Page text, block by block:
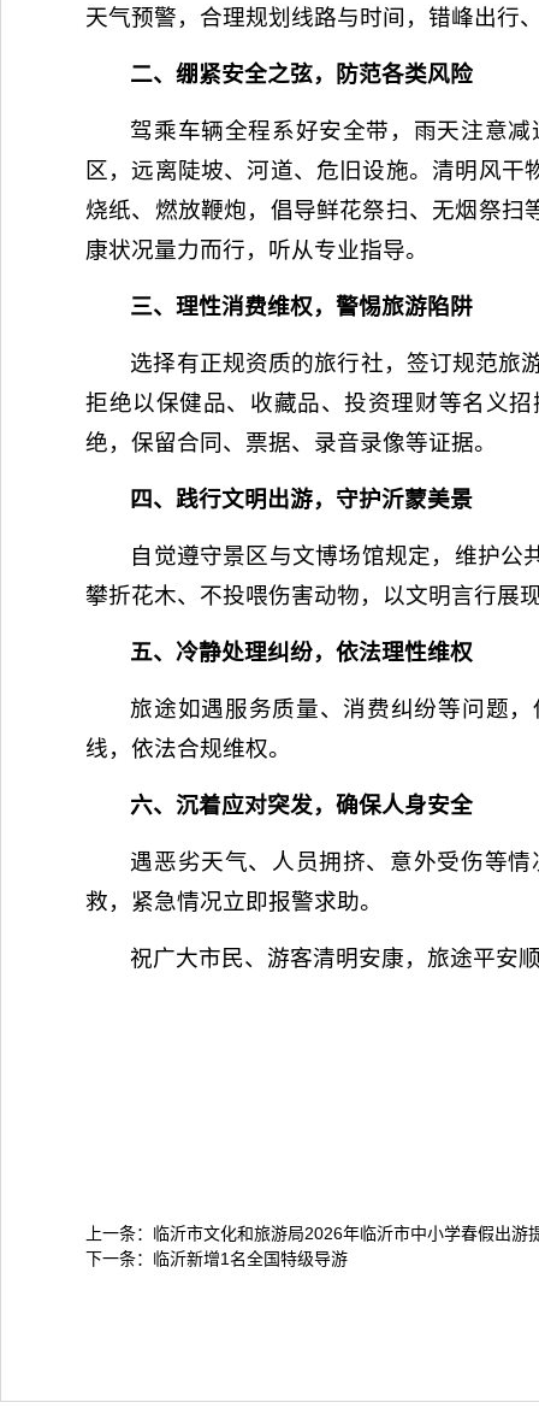
天气预警，合理规划线路与时间，错峰出行
二、绷紧安全之弦，防范各类风险
驾乘车辆全程系好安全带，雨天注意
区，远离陡坡、河道、危旧设施。清明风
烧纸、燃放鞭炮，倡导鲜花祭扫、无烟祭
康状况量力而行，听从专业指导。
三、理性消费维权，警惕旅游陷阱
选择有正规资质的旅行社，签订规范旅
拒绝以保健品、收藏品、投资理财等名义
绝，保留合同、票据、录音录像等证据。
四、践行文明出游，守护沂蒙美景
自觉遵守景区与文博场馆规定，维护
攀折花木、不投喂伤害动物，以文明言行展
五、冷静处理纠纷，依法理性维权
旅途如遇服务质量、消费纠纷等问题
线，依法合规维权。
六、沉着应对突发，确保人身安全
遇恶劣天气、人员拥挤、意外受伤等
救，紧急情况立即报警求助。
祝广大市民、游客清明安康，旅途平安
上一条： 临沂市文化和旅游局2026年临沂市中小学春假出游
下一条： 临沂新增1名全国特级导游